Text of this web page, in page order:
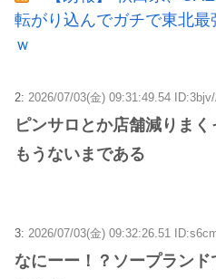
転がり込んでガチで東北
ｗ
2: 2026/07/03(金) 09:31:49.54
ピンサロとか店舗減りま
もうないまである
3: 2026/07/03(金) 09:32:26.51
なにーー！？ソープラン